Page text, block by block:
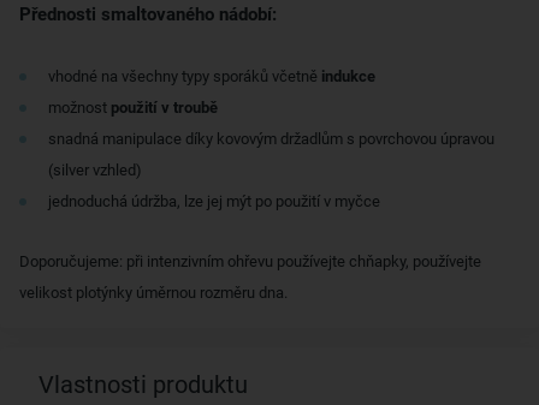
Přednosti smaltovaného nádobí:
vhodné na všechny typy sporáků včetně indukce
možnost použití v troubě
snadná manipulace díky kovovým držadlům s povrchovou úpravou
(silver vzhled)
jednoduchá údržba, lze jej mýt po použití v myčce
Doporučujeme: při intenzivním ohřevu používejte chňapky, používejte
velikost plotýnky úměrnou rozměru dna.
Vlastnosti produktu